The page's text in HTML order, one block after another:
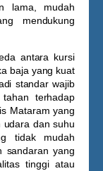
lama, mudah
mendukung
antara kursi
baja yang kuat
standar wajib
terhadap
Mataram yang
udara dan suhu
tidak mudah
sandaran yang
tinggi atau